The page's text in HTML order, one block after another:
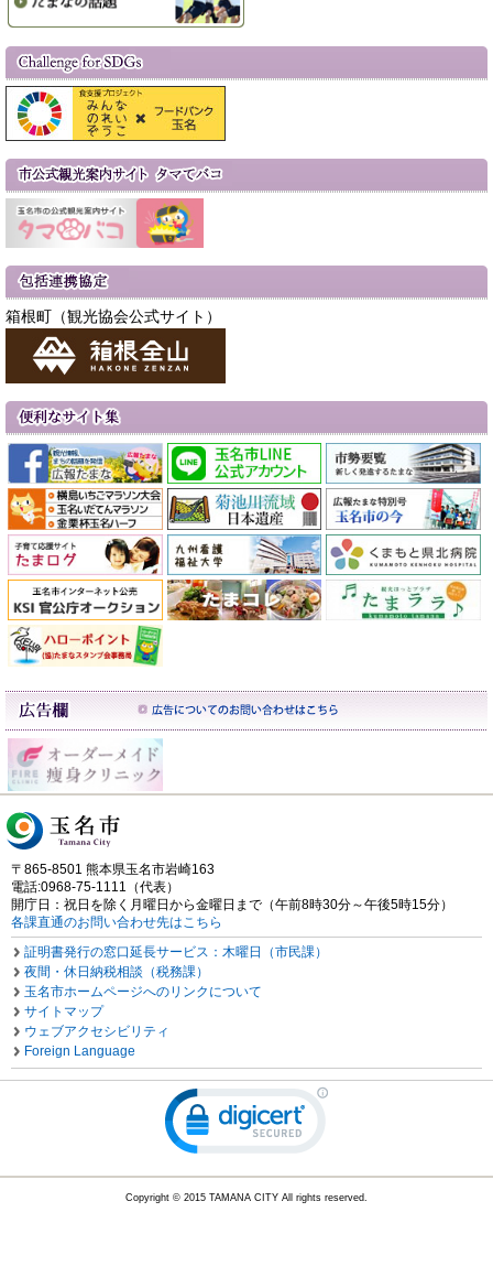
箱根町（観光協会公式サイト）
〒865-8501 熊本県玉名市岩崎163
電話:0968-75-1111（代表）
開庁日：祝日を除く月曜日から金曜日まで（午前8時30分～午後5時15分）
各課直通のお問い合わせ先はこちら
証明書発行の窓口延長サービス：木曜日（市民課）
夜間・休日納税相談（税務課）
玉名市ホームページへのリンクについて
サイトマップ
ウェブアクセシビリティ
Foreign Language
Copyright © 2015 TAMANA CITY All rights reserved.